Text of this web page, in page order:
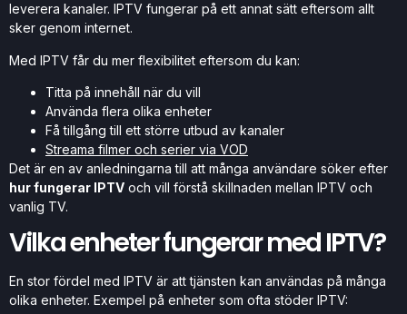
leverera kanaler. IPTV fungerar på ett annat sätt eftersom allt
sker genom internet.
Med IPTV får du mer flexibilitet eftersom du kan:
Titta på innehåll när du vill
Använda flera olika enheter
Få tillgång till ett större utbud av kanaler
Streama filmer och serier via VOD
Det är en av anledningarna till att många användare söker efter
hur fungerar IPTV och vill förstå skillnaden mellan IPTV och
vanlig TV.
Vilka enheter fungerar med IPTV?
En stor fördel med IPTV är att tjänsten kan användas på många
olika enheter. Exempel på enheter som ofta stöder IPTV: